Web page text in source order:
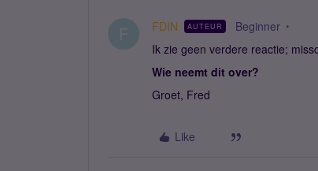
F FDIN AUTEUR Beginner
Ik zie geen verdere reactie;
Wie neemt dit over?
Groet, Fred
Like